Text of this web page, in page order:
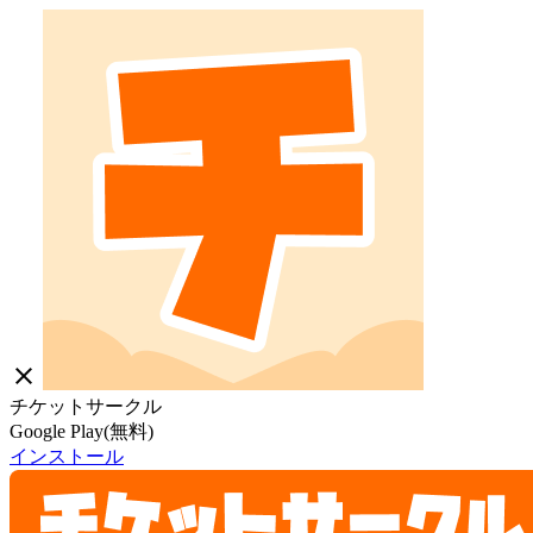
close
チケットサークル
Google Play(無料)
インストール